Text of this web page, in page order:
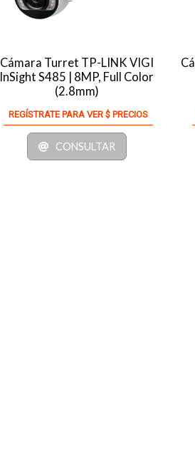
Cámara Turret TP-LINK VIGI
InSight S485 | 8MP, Full Color
(2.8mm)
REGÍSTRATE PARA VER $ PRECIOS
CONSULTAR